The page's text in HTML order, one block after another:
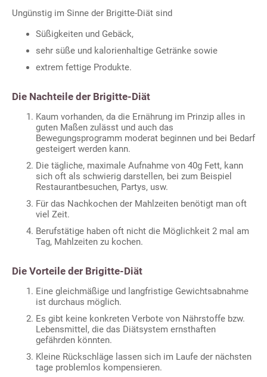
Ungünstig im Sinne der Brigitte-Diät sind
Süßigkeiten und Gebäck,
sehr süße und kalorienhaltige Getränke sowie
extrem fettige Produkte.
Die Nachteile der Brigitte-Diät
Kaum vorhanden, da die Ernährung im Prinzip alles in
guten Maßen zulässt und auch das
Bewegungsprogramm moderat beginnen und bei Bedarf
gesteigert werden kann.
Die tägliche, maximale Aufnahme von 40g Fett, kann
sich oft als schwierig darstellen, bei zum Beispiel
Restaurantbesuchen, Partys, usw.
Für das Nachkochen der Mahlzeiten benötigt man oft
viel Zeit.
Berufstätige haben oft nicht die Möglichkeit 2 mal am
Tag, Mahlzeiten zu kochen.
Die Vorteile der Brigitte-Diät
Eine gleichmäßige und langfristige Gewichtsabnahme
ist durchaus möglich.
Es gibt keine konkreten Verbote von Nährstoffe bzw.
Lebensmittel, die das Diätsystem ernsthaften
gefährden könnten.
Kleine Rückschläge lassen sich im Laufe der nächsten
tage problemlos kompensieren.